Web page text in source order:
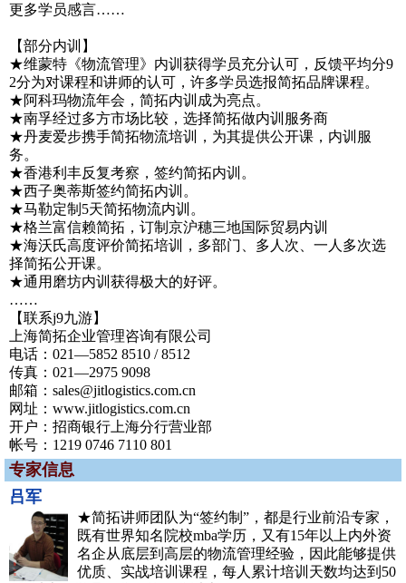
更多学员感言……
【部分内训】
★维蒙特《物流管理》内训获得学员充分认可，反馈平均分9
2分为对课程和讲师的认可，许多学员选报简拓品牌课程。
★阿科玛物流年会，简拓内训成为亮点。
★南孚经过多方市场比较，选择简拓做内训服务商
★丹麦爱步携手简拓物流培训，为其提供公开课，内训服
务。
★香港利丰反复考察，签约简拓内训。
★西子奥蒂斯签约简拓内训。
★马勒定制5天简拓物流内训。
★格兰富信赖简拓，订制京沪穗三地国际贸易内训
★海沃氏高度评价简拓培训，多部门、多人次、一人多次选
择简拓公开课。
★通用磨坊内训获得极大的好评。
……
【联系j9九游】
上海简拓企业管理咨询有限公司
电话：021—5852 8510 / 8512
传真：021—2975 9098
邮箱： sales@jitlogistics.com.cn
网址：www.jitlogistics.com.cn
开户：招商银行上海分行营业部
帐号：1219 0746 7110 801
专家信息
吕军
★简拓讲师团队为“签约制”，都是行业前沿专家，
既有世界知名院校mba学历，又有15年以上内外资
名企从底层到高层的物流管理经验，因此能够提供
优质、实战培训课程，每人累计培训天数均达到50